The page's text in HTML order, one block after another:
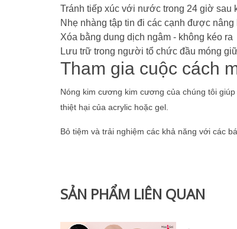
Tránh tiếp xúc với nước trong 24 giờ sau
Nhẹ nhàng tập tin đi các cạnh được nâng
Xóa bằng dung dịch ngâm - không kéo ra
Lưu trữ trong người tổ chức đầu móng
Tham gia cuộc cách
Nóng kim cương kim cương của chúng tôi
thiệt hại của acrylic hoặc gel.
Bỏ tiệm và trải nghiệm các khả năng với các
SẢN PHẨM LIÊN QUAN